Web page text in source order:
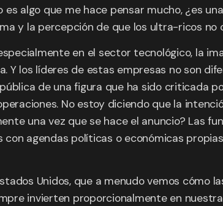
es algo que me hace pensar mucho, ¿es
y la percepción de que los ultra-ricos
en el sector tecnológico, la
Y los líderes de estas empresas no son
de una figura que ha sido criticada
No estoy diciendo que la
una vez que se hace el anuncio? Las
con agendas políticas o económicas
Unidos, que a menudo vemos
invierten proporcionalmente en